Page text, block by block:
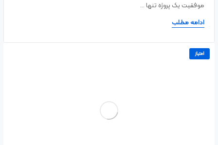
موفقیت یک پروژه تنها ...
ادامه مطلب
امتیاز